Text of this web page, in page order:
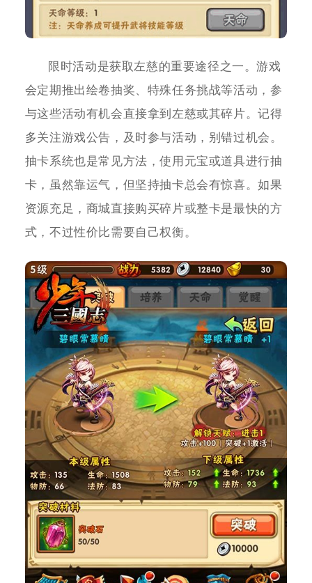
限时活动是获取左慈的重要途径之一。游戏
会定期推出绘卷抽奖、特殊任务挑战等活动，参
与这些活动有机会直接拿到左慈或其碎片。记得
多关注游戏公告，及时参与活动，别错过机会。
抽卡系统也是常见方法，使用元宝或道具进行抽
卡，虽然靠运气，但坚持抽卡总会有惊喜。如果
资源充足，商城直接购买碎片或整卡是最快的方
式，不过性价比需要自己权衡。